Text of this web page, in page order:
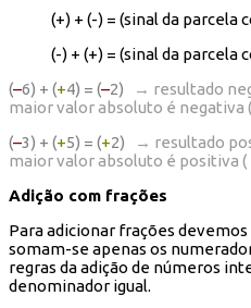
(+) + (-) = (sinal da
(-) + (+) = (sinal da
(–6) + (+4) = (–2)
→ resultado
maior valor absoluto é negativa
(–3) + (+5) = (+2)
→ resultado
maior valor absoluto é positiva (
Adição com frações
Para adicionar frações
somam-se apenas os
regras da adição de números
denominador igual.